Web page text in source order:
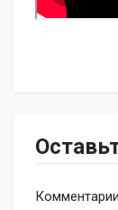
Комментарии